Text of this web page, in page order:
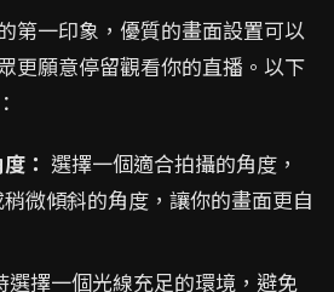
第一印象，優質的畫面設置可以
更願意停留觀看你的直播。以下
： 選擇一個適合拍攝的角度，
微傾斜的角度，讓你的畫面更自
選擇一個光線充足的環境，避免